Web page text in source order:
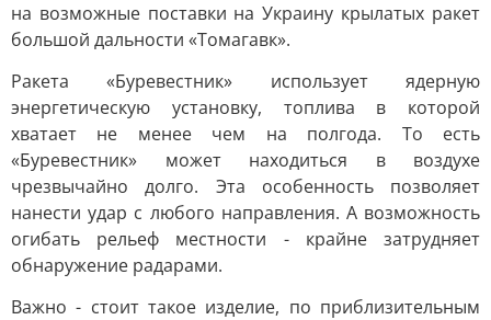
на возможные поставки на Украину крылатых ракет
большой дальности «Томагавк».
Ракета «Буревестник» использует ядерную
энергетическую установку, топлива в которой
хватает не менее чем на полгода. То есть
«Буревестник» может находиться в воздухе
чрезвычайно долго. Эта особенность позволяет
нанести удар с любого направления. А возможность
огибать рельеф местности - крайне затрудняет
обнаружение радарами.
Важно - стоит такое изделие, по приблизительным